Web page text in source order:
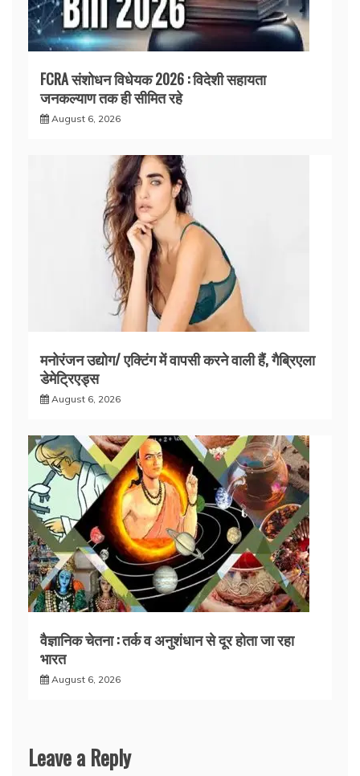
FCRA संशोधन विधेयक 2026 : विदेशी सहायता
जनकल्याण तक ही सीमित रहे
August 6, 2026
मनोरंजन उद्योग/ एक्टिंग में वापसी करने वाली हैं, गैब्रिएला
डेमेट्रिएड्स
August 6, 2026
वैज्ञानिक चेतना : तर्क व अनुशंधान से दूर होता जा रहा
भारत
August 6, 2026
Leave a Reply